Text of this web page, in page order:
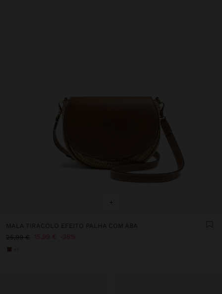
+
MALA TIRACOLO EFEITO PALHA COM ABA
25,99 €
15,99 € 38%